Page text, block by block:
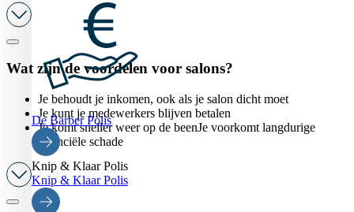
De Barber Polis
Knip & Klaar Polis
Knip & Klaar Polis
Wat zijn de voordelen voor salons?
Je behoudt je inkomen, ook als je salon dicht moet
Je kunt je medewerkers blijven betalen
Je komt sneller weer op de beenJe voorkomt langdurige
financiële schade